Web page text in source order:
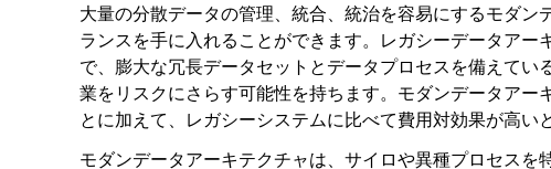
大量の分散データの管理、統合、統治を容易にするモダ
ランスを手に入れることができます。レガシーデータア
で、膨大な冗長データセットとデータプロセスを備えて
業をリスクにさらす可能性を持ちます。モダンデータアー
とに加えて、レガシーシステムに比べて費用対効果が高い
モダンデータアーキテクチャは、サイロや異種プロセスを